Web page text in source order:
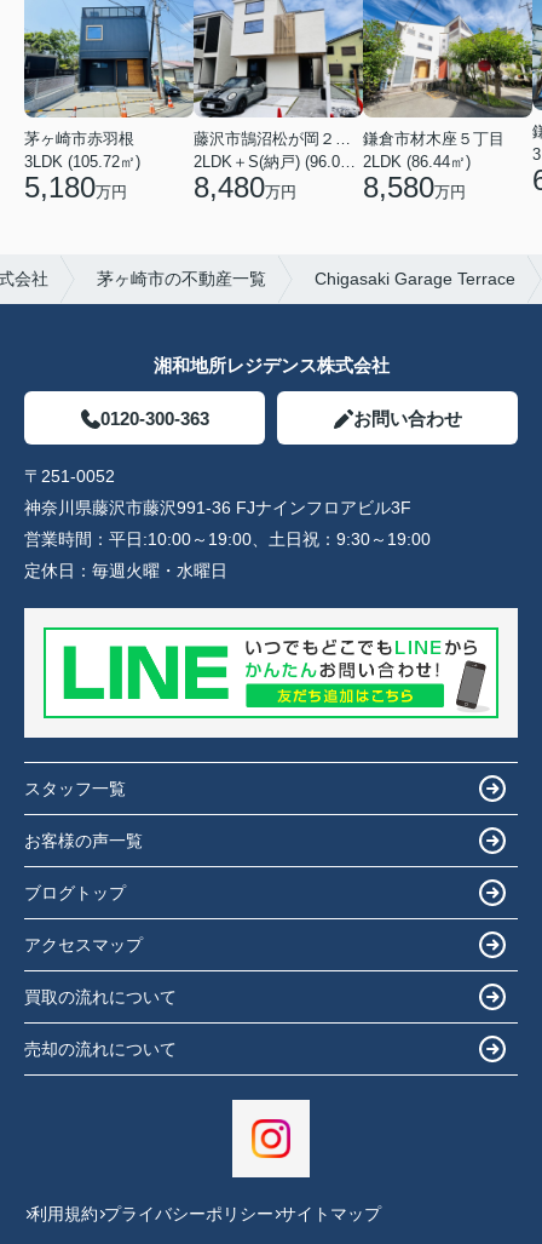
茅ヶ崎市赤羽根
3LDK (105.72㎡)
5,180万円
藤沢市鵠沼松が岡２丁目
2LDK＋S(納戸) (96.05㎡)
8,480万円
鎌倉市材木座５丁目
2LDK (86.44㎡)
8,580万円
会社 茅ヶ崎市の不動産一覧 Chigasaki Garage Terrace
湘和地所レジデンス株式会社
0120-300-363 お問い合わせ
〒251-0052
神奈川県藤沢市藤沢991-36 FJナインフロアビル3F
営業時間： 平日:10:00～19:00、土日祝：9:30～19:00
定休日： 毎週火曜・水曜日
スタッフ一覧
お客様の声一覧
ブログトップ
アクセスマップ
買取の流れについて
売却の流れについて
利用規約 プライバシーポリシー サイトマップ